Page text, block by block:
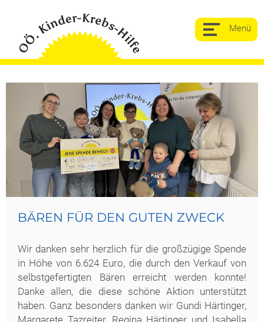
BÄREN FÜR DEN GUTEN ZWECK
Wir danken sehr herzlich für die großzügige Spende
in Höhe von 6.624 Euro, die durch den Verkauf von
selbstgefertigten Bären erreicht werden konnte!
Danke allen, die diese schöne Aktion unterstützt
haben. Ganz besonders danken wir Gundi Härtinger,
Margarete Tazreiter, Regina Härtinger und Isabella